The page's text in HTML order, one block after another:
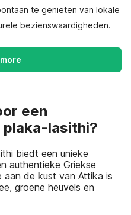
te genieten van lokale
bezienswaardigheden.
een
plaka-lasithi?
biedt een unieke
authentieke Griekse
aan de kust van Attika is
groene heuvels en